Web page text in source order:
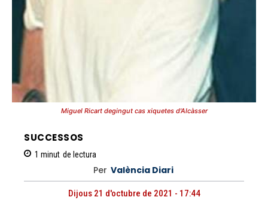
Miguel Ricart degingut cas xiquetes d'Alcàsser
SUCCESSOS
1 minut de lectura
Per València Diari
Dijous 21 d'octubre de 2021 - 17:44